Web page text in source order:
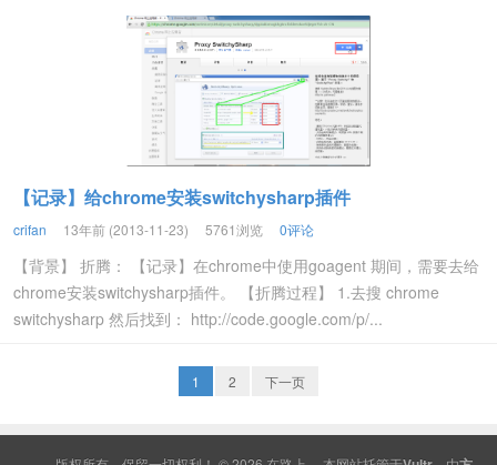
【记录】给chrome安装switchysharp插件
crifan 13年前 (2013-11-23) 5761浏览 0评论
【背景】 折腾： 【记录】在chrome中使用goagent 期间，需要去给
chrome安装switchysharp插件。 【折腾过程】 1.去搜 chrome
switchysharp 然后找到： http://code.google.com/p/...
1 2 下一页